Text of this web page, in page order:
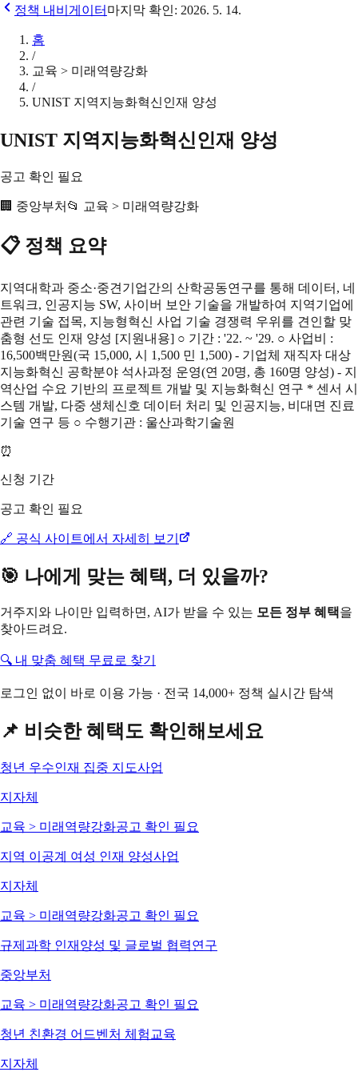
정책 내비게이터 마지막 확인: 2026. 5. 14.
홈
/
교육 > 미래역량강화
/
UNIST 지역지능화혁신인재 양성
UNIST 지역지능화혁신인재 양성
공고 확인 필요
🏢 중앙부처 📂 교육 > 미래역량강화
📋 정책 요약
지역대학과 중소·중견기업간의 산학공동연구를 통해 데이터, 네
트워크, 인공지능 SW, 사이버 보안 기술을 개발하여 지역기업에
관련 기술 접목, 지능형혁신 사업 기술 경쟁력 우위를 견인할 맞
춤형 선도 인재 양성 [지원내용] ○ 기간 : '22. ~ '29. ○ 사업비 :
16,500백만원(국 15,000, 시 1,500 민 1,500) - 기업체 재직자 대상
지능화혁신 공학분야 석사과정 운영(연 20명, 총 160명 양성) - 지
역산업 수요 기반의 프로젝트 개발 및 지능화혁신 연구 * 센서 시
스템 개발, 다중 생체신호 데이터 처리 및 인공지능, 비대면 진료
기술 연구 등 ○ 수행기관 : 울산과학기술원
⏰
신청 기간
공고 확인 필요
🔗 공식 사이트에서 자세히 보기
🎯 나에게 맞는 혜택, 더 있을까?
거주지와 나이만 입력하면, AI가 받을 수 있는 모든 정부 혜택을
찾아드려요.
🔍 내 맞춤 혜택 무료로 찾기
로그인 없이 바로 이용 가능 · 전국 14,000+ 정책 실시간 탐색
📌 비슷한 혜택도 확인해보세요
청년 우수인재 집중 지도사업
지자체
교육 > 미래역량강화공고 확인 필요
지역 이공계 여성 인재 양성사업
지자체
교육 > 미래역량강화공고 확인 필요
규제과학 인재양성 및 글로벌 협력연구
중앙부처
교육 > 미래역량강화공고 확인 필요
청년 친환경 어드벤처 체험교육
지자체